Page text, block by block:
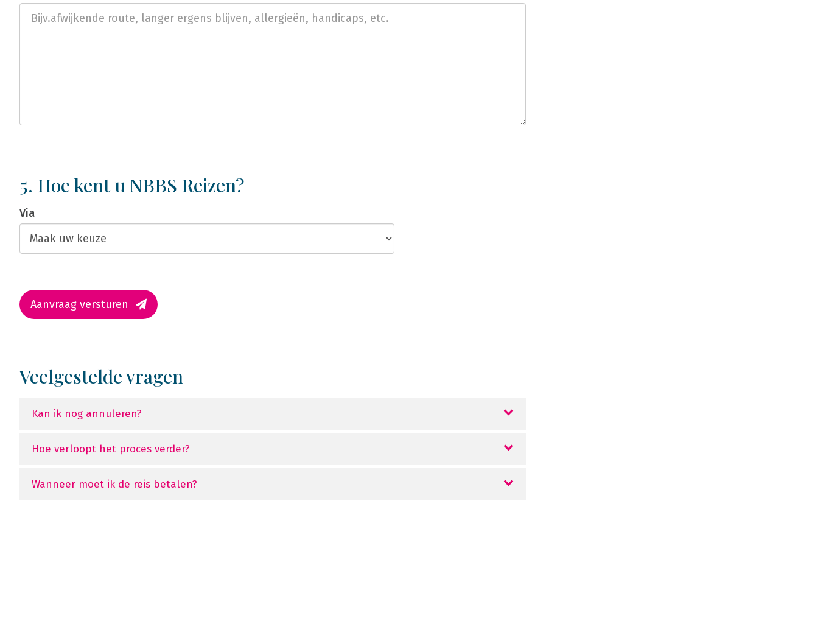
5. Hoe kent u NBBS Reizen?
Via
Aanvraag versturen
Veelgestelde vragen
Kan ik nog annuleren?
Hoe verloopt het proces verder?
Wanneer moet ik de reis betalen?